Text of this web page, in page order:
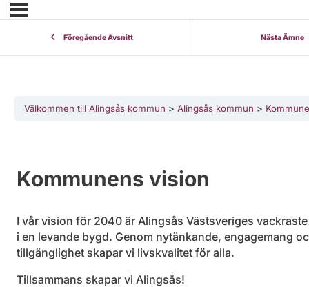
Föregående Avsnitt Nästa Ämne
Välkommen till Alingsås kommun Alingsås kommun
Kommunens vision
I vår vision för 2040 är Alingsås Västsveriges
i en levande bygd. Genom nytänkande, engagemang
tillgänglighet skapar vi livskvalitet för alla.
Tillsammans skapar vi Alingsås!